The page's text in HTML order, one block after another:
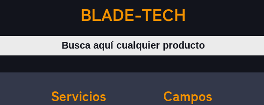
BLADE-TECH
Buscar productos
Servicios Campos